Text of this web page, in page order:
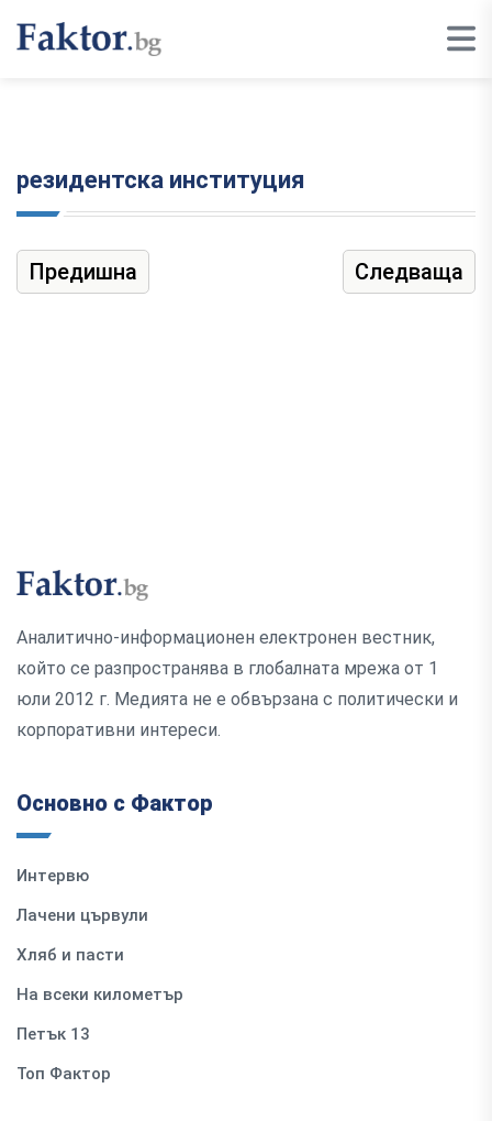
резидентска институция
Предишна Следваща
Аналитично-информационен електронен вестник,
който се разпространява в глобалната мрежа от 1
юли 2012 г. Медията не е обвързана с политически и
корпоративни интереси.
Основно с Фактор
Интервю
Лачени цървули
Хляб и пасти
На всеки километър
Петък 13
Топ Фактор